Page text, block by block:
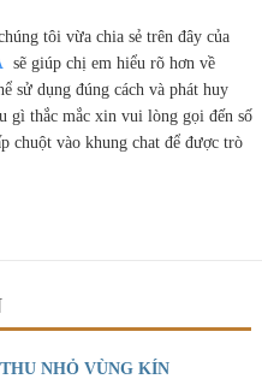
tôi vừa chia sẻ trên đây của
sẽ giúp chị em hiểu rõ hơn về
sử dụng đúng cách và phát huy
gì thắc mắc xin vui lòng gọi đến số
chuột vào khung chat để được trò
NHỎ VÙNG KÍN